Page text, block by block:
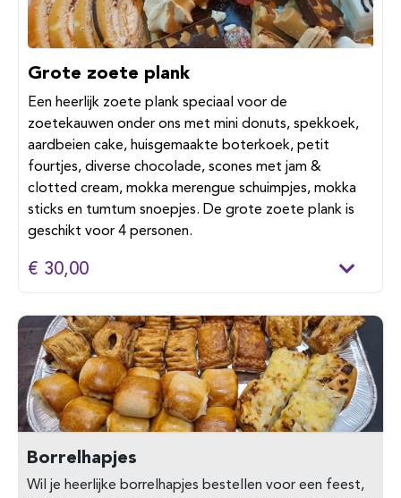
Grote zoete plank
Een heerlijk zoete plank speciaal voor de
zoetekauwen onder ons met mini donuts, spekkoek,
aardbeien cake, huisgemaakte boterkoek, petit
fourtjes, diverse chocolade, scones met jam &
clotted cream, mokka merengue schuimpjes, mokka
sticks en tumtum snoepjes. De grote zoete plank is
geschikt voor 4 personen.
€ 30,00
Borrelhapjes
Wil je heerlijke borrelhapjes bestellen voor een feest,